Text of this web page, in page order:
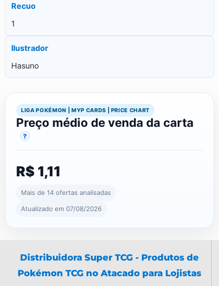
Recuo
1
Ilustrador
Hasuno
LIGA POKÉMON | MYP CARDS | PRICE CHART
Preço médio de venda da carta
?
R$ 1,11
Mais de 14 ofertas analisadas
Atualizado em 07/08/2026
Distribuidora Super TCG - Produtos de
Pokémon TCG no Atacado para Lojistas